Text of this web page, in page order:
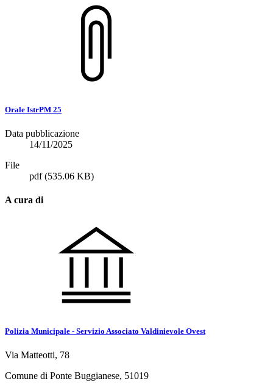
Orale IstrPM 25
Data pubblicazione
14/11/2025
File
pdf(535.06 KB)
A cura di
Polizia Municipale - Servizio Associato Valdinievole Ovest
Via Matteotti, 78
Comune di Ponte Buggianese, 51019